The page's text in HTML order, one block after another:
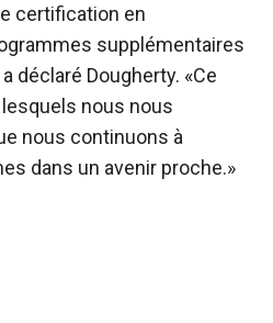
certification en
supplémentaires
déclaré Dougherty. «Ce
nous nous
nous continuons à
dans un avenir proche.»